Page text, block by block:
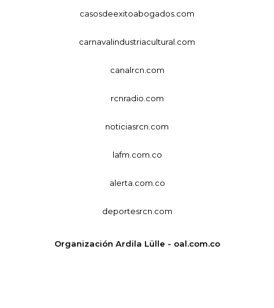
casosdeexitoabogados.com
carnavalindustriacultural.com
canalrcn.com
rcnradio.com
noticiasrcn.com
lafm.com.co
alerta.com.co
deportesrcn.com
Organización Ardila Lülle - oal.com.co